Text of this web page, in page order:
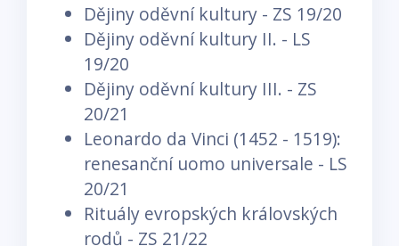
Dějiny oděvní kultury - ZS 19/20
Dějiny oděvní kultury II. - LS
19/20
Dějiny oděvní kultury III. - ZS
20/21
Leonardo da Vinci (1452 - 1519):
renesanční uomo universale - LS
20/21
Rituály evropských královských
rodů - ZS 21/22